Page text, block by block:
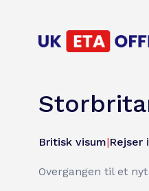
Britisk visum|Rejser
Overgangen til et